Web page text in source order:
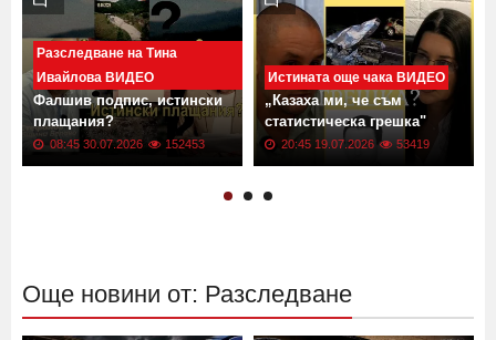
Разследване на Тина
Ивайлова ВИДЕО
Фалшив подпис, истински
плащания?
08:45 30.07.2026 152453
Истината още чака ВИДЕО
„Казаха ми, че съм
статистическа грешка"
20:45 19.07.2026 53419
Още новини от: Разследване